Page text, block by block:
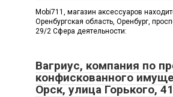
Mobi711, магазин аксессуаров
Оренбургская область, Оренбург,
29/2 Сфера деятельности:
Вагриус, компания по
конфискованного
Орск, улица Горького, 41